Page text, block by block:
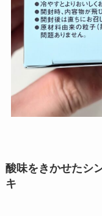
酸味をきかせたシ
キ